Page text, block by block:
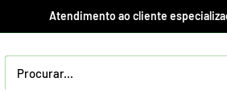
Atendimento ao cliente